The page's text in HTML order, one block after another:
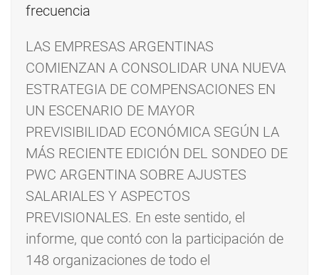
LAS EMPRESAS ARGENTINAS
COMIENZAN A CONSOLIDAR UNA NUEVA
ESTRATEGIA DE COMPENSACIONES EN
UN ESCENARIO DE MAYOR
PREVISIBILIDAD ECONÓMICA SEGÚN LA
MÁS RECIENTE EDICIÓN DEL SONDEO DE
PWC ARGENTINA SOBRE AJUSTES
SALARIALES Y ASPECTOS
PREVISIONALES. En este sentido, el
informe, que contó con la participación de
148 organizaciones de todo el